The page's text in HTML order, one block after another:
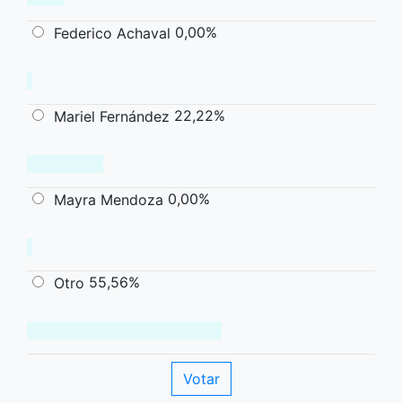
Federico Achaval 0,00%
Mariel Fernández 22,22%
Mayra Mendoza 0,00%
Otro 55,56%